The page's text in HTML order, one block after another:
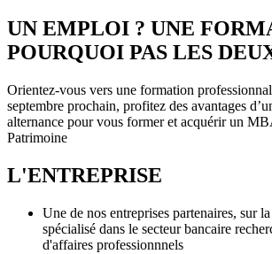
UN EMPLOI ? UNE
POURQUOI PAS LES
Orientez-vous vers une formation
septembre prochain, profitez des avantages
alternance pour vous former et acquérir un
Patrimoine
L'ENTREPRISE
Une de nos entreprises partenaires, sur
spécialisé dans le secteur bancaire
d'affaires professionnnels